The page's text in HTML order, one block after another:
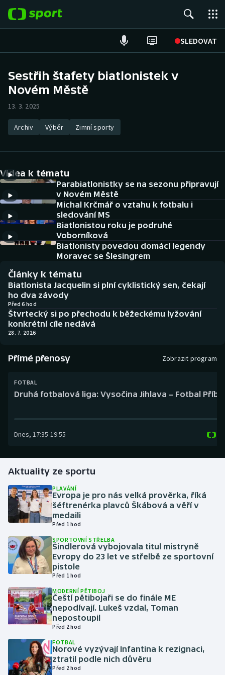
SLEDOVAT
Hokej
Atletika
DALŠÍ SPORTY
Americký fotbal
Baseball a softbal
Biatlon
Boby a skeleton
Box
Curling
Gymnastika
Házená
Jezdectví
Judo
Krasobruslení
Lezení
Lyže a snowboard
Moderní pětiboj
Motorsport
NEPŘEHLÉDNĚTE
Historické návraty
Aplikace ČT sport
AZ kvíz
Sestřih štafety biatlonistek v
Novém Městě
13. 3. 2025
Archiv Výběr Zimní sporty
Videa k tématu
Parabiatlonistky se na sezonu připravují
v Novém Městě
Michal Krčmář o vztahu k fotbalu i
sledování MS
Biatlonistou roku je podruhé
Voborníková
Biatlonisty povedou domácí legendy
Moravec se Šlesingrem
Články k tématu
Biatlonista Jacquelin si plní cyklistický sen, čekají
ho dva závody
Před 6 hod
Štvrtecký si po přechodu k běžeckému lyžování
konkrétní cíle nedává
28. 7. 2026
Přímé přenosy Zobrazit program
FOTBAL
Druhá fotbalová liga: Vysočina Jihlava – Fotbal
Dnes, 17:35-19:55
Aktuality ze sportu
PLAVÁNÍ
Evropa je pro nás velká prověrka, říká
šéftrenérka plavců Škábová a věří v
medaili
Před 1 hod
SPORTOVNÍ STŘELBA
Šindlerová vybojovala titul mistryně
Evropy do 23 let ve střelbě ze sportovní
pistole
Před 1 hod
MODERNÍ PĚTIBOJ
Čeští pětibojaři se do finále ME
nepodívají. Lukeš vzdal, Toman
nepostoupil
Před 2 hod
FOTBAL
Norové vyzývají Infantina k rezignaci,
ztratil podle nich důvěru
Před 2 hod